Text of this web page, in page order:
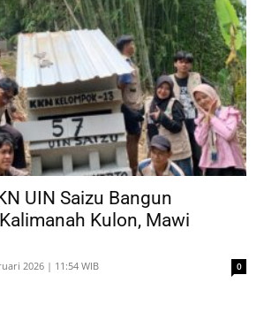
UIN Saizu Bangun
Kulon, Mawi
2026 | 11:54 WIB 0